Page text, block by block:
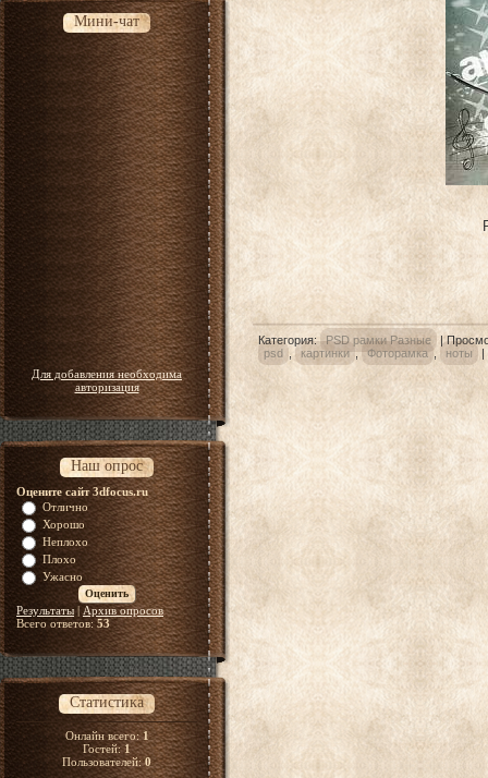
Мини-чат
Для добавления необходима
авторизация
Наш опрос
Оцените сайт 3dfocus.ru
Отлично
Хорошо
Неплохо
Плохо
Ужасно
Результаты| Архив опросов
Всего ответов:53
Статистика
Онлайн всего:1
Гостей:1
Пользователей:0
Категория: PSD рамки Разные |
psd
картинки , Фоторамка , ноты |